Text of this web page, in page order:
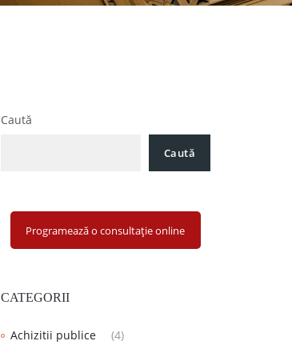
Caută
Caută
Programează o consultație online
CATEGORII
Achizitii publice
(4)